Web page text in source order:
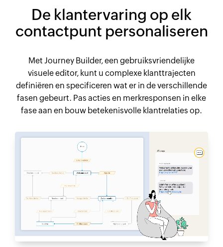
De klantervaring op elk
contactpunt personaliseren
Met Journey Builder, een gebruiksvriendelijke
visuele editor, kunt u complexe klanttrajecten
definiëren en specificeren wat er in de verschillende
fasen gebeurt. Pas acties en merkresponsen in elke
fase aan en bouw betekenisvolle klantrelaties op.